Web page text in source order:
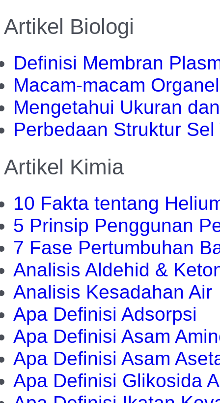
Artikel Biologi
Definisi Membran
Macam-macam
Mengetahui Ukuran
Perbedaan Struktur
Artikel Kimia
10 Fakta tentang
5 Prinsip Penggunan
7 Fase Pertumbuhan
Analisis Aldehid &
Analisis Kesadahan Air
Apa Definisi Adsorpsi
Apa Definisi Asam
Apa Definisi Asam
Apa Definisi Glikosida